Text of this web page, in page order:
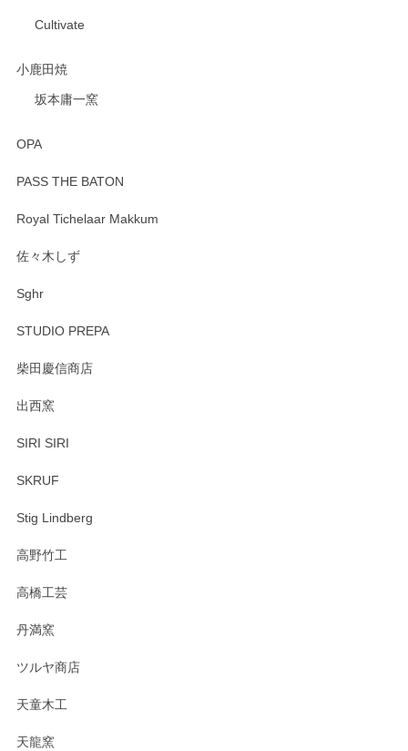
Cultivate
小鹿田焼
坂本庸一窯
OPA
PASS THE BATON
Royal Tichelaar Makkum
佐々木しず
Sghr
STUDIO PREPA
柴田慶信商店
出西窯
SIRI SIRI
SKRUF
Stig Lindberg
高野竹工
高橋工芸
丹満窯
ツルヤ商店
天童木工
天龍窯